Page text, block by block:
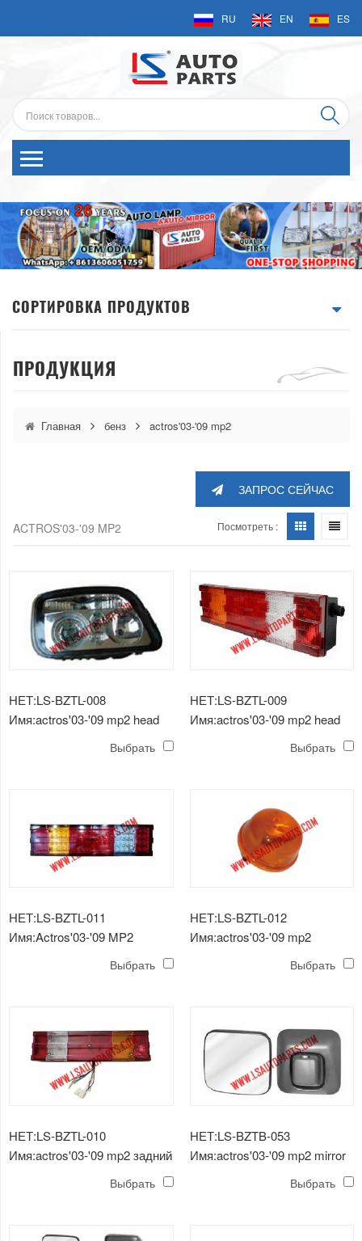
RU EN ES
СОРТИРОВКА ПРОДУКТОВ
ПРОДУКЦИЯ
Главная бенз actros'03-'09 mp2
ЗАПРОС СЕЙЧАС
ACTROS'03-'09 MP2 Посмотреть :
НЕТ:LS-BZTL-008
Имя:actros'03-'09 mp2 head
Выбрать
НЕТ:LS-BZTL-009
Имя:actros'03-'09 mp2 head
Выбрать
НЕТ:LS-BZTL-011
Имя:Actros'03-'09 MP2
Выбрать
НЕТ:LS-BZTL-012
Имя:actros'03-'09 mp2
Выбрать
НЕТ:LS-BZTL-010
Имя:actros'03-'09 mp2 задний
Выбрать
НЕТ:LS-BZTB-053
Имя:actros'03-'09 mp2 mirror
Выбрать